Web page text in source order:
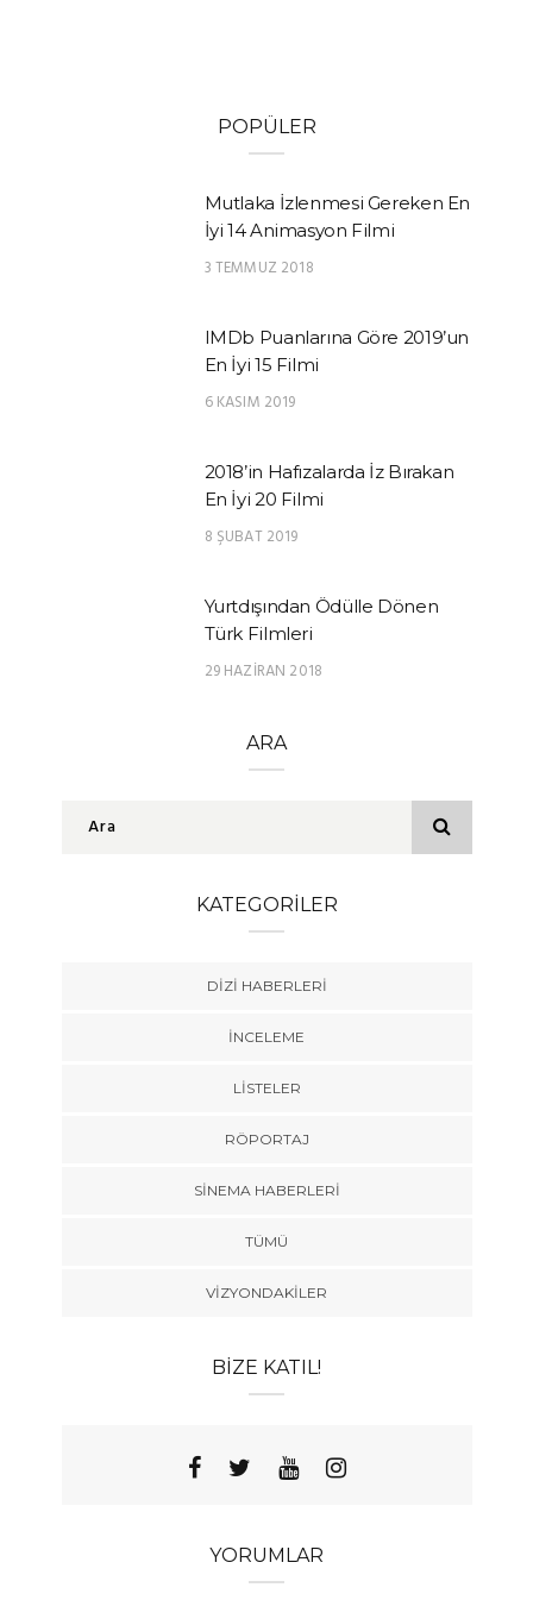
POPÜLER
Mutlaka İzlenmesi Gereken En
İyi 14 Animasyon Filmi
3 TEMMUZ 2018
IMDb Puanlarına Göre 2019’un
En İyi 15 Filmi
6 KASIM 2019
2018’in Hafızalarda İz Bırakan
En İyi 20 Filmi
8 ŞUBAT 2019
Yurtdışından Ödülle Dönen
Türk Filmleri
29 HAZIRAN 2018
ARA
KATEGORILER
DIZI HABERLERI
İNCELEME
LISTELER
RÖPORTAJ
SINEMA HABERLERI
TÜMÜ
VIZYONDAKILER
BIZE KATIL!
YORUMLAR